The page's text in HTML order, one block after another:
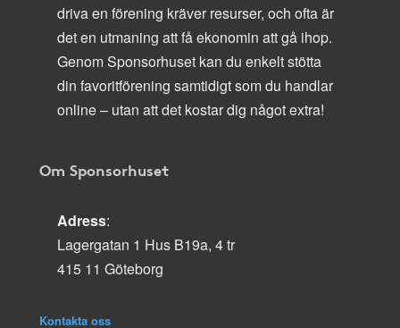
driva en förening kräver resurser, och ofta är
det en utmaning att få ekonomin att gå ihop.
Genom Sponsorhuset kan du enkelt stötta
din favoritförening samtidigt som du handlar
online – utan att det kostar dig något extra!
Om Sponsorhuset
Adress:
Lagergatan 1 Hus B19a, 4 tr
415 11 Göteborg
Kontakta oss